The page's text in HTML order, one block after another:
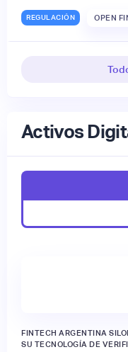
REGULACIÓN OPEN
Activos
FINTECH ARGENTINA
SU TECNOLOGÍA DE